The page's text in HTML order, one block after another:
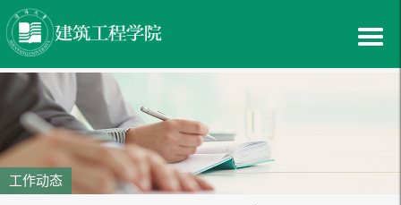
工作动态